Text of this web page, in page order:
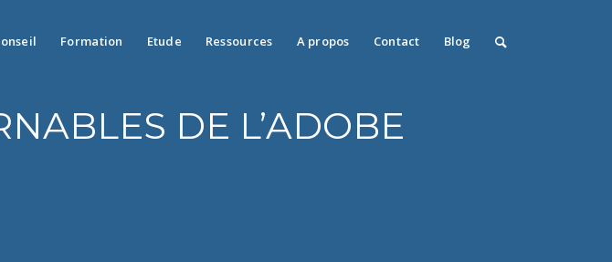
Formation Etude Ressources A propos Contact Blog
DE L’ADOBE